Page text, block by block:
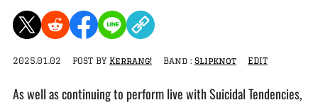
2025.01.02 POST BY Kerrang! Band : Slipknot EDIT
As well as continuing to perform live with Suicidal Tendencies,